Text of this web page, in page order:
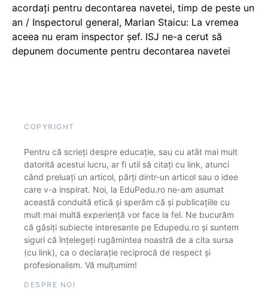
acordați pentru decontarea navetei, timp de peste un
an / Inspectorul general, Marian Staicu: La vremea
aceea nu eram inspector șef. ISJ ne-a cerut să
depunem documente pentru decontarea navetei
COPYRIGHT
Pentru că scrieți despre educație, sau cu atât mai mult
datorită acestui lucru, ar fi util să citați cu link, atunci
când preluați un articol, părți dintr-un articol sau o idee
care v-a inspirat. Noi, la EduPedu.ro ne-am asumat
această conduită etică și sperăm că și publicațiile cu
mult mai multă experiență vor face la fel. Ne bucurăm
că găsiți subiecte interesante pe Edupedu.ro și suntem
siguri că înțelegeți rugămintea noastră de a cita sursa
(cu link), ca o declarație reciprocă de respect și
profesionalism. Vă mulțumim!
DESPRE NOI